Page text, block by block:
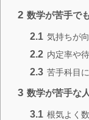
2 数学が苦手で
2.1 気持ちが
2.2 内定率や
2.3 苦手科目
3 数学が苦手な
3.1 根気よく